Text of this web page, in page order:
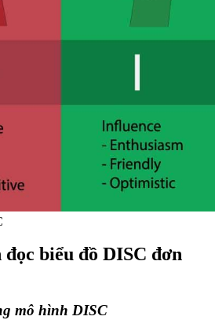
biểu đồ DISC đơn
mô hình DISC